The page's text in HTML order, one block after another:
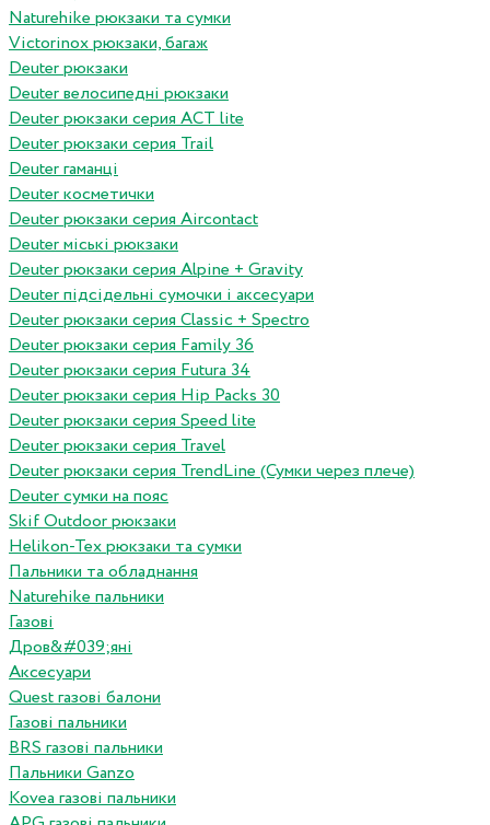
Naturehike рюкзаки та сумки
Victorinox рюкзаки, багаж
Deuter рюкзаки
Deuter велосипедні рюкзаки
Deuter рюкзаки серия ACT lite
Deuter рюкзаки серия Trail
Deuter гаманці
Deuter косметички
Deuter рюкзаки серия Aircontact
Deuter міські рюкзаки
Deuter рюкзаки серия Alpine + Gravity
Deuter підсідельні сумочки і аксесуари
Deuter рюкзаки серия Classic + Spectro
Deuter рюкзаки серия Family 36
Deuter рюкзаки серия Futura 34
Deuter рюкзаки серия Hip Packs 30
Deuter рюкзаки серия Speed lite
Deuter рюкзаки серия Travel
Deuter рюкзаки серия TrendLine (Сумки через плече)
Deuter сумки на пояс
Skif Outdoor рюкзаки
Helikon-Tex рюкзаки та сумки
Пальники та обладнання
Naturehike пальники
Газові
Дров&#039;яні
Аксесуари
Quest газові балони
Газові пальники
BRS газові пальники
Пальники Ganzo
Kovea газові пальники